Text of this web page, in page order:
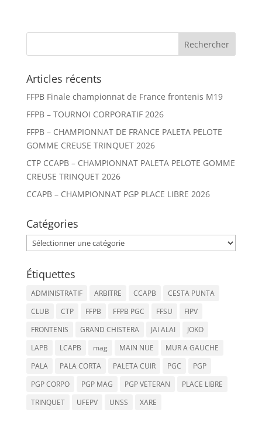
Articles récents
FFPB Finale championnat de France frontenis M19
FFPB – TOURNOI CORPORATIF 2026
FFPB – CHAMPIONNAT DE FRANCE PALETA PELOTE
GOMME CREUSE TRINQUET 2026
CTP CCAPB – CHAMPIONNAT PALETA PELOTE GOMME
CREUSE TRINQUET 2026
CCAPB – CHAMPIONNAT PGP PLACE LIBRE 2026
Catégories
Catégories
Étiquettes
ADMINISTRATIF ARBITRE CCAPB
CESTA PUNTA
CLUB
CTP FFPB FFPB PGC FFSU
FIPV
FRONTENIS
GRAND CHISTERA JAI ALAI
JOKO
LAPB
LCAPB mag MAIN NUE
MUR A GAUCHE
PALA
PALA CORTA PALETA CUIR PGC
PGP
PGP CORPO
PGP MAG PGP VETERAN
PLACE LIBRE
TRINQUET
UFEPV UNSS XARE